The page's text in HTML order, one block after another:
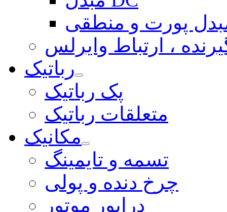
پورت و منطقی
، ارتباط وایرلس
رباتیک
پک رباتیک
متعلقات رباتیک
مکانیک
تسمه و تایمینگ
چرخ دنده و پولی
درایور موتور